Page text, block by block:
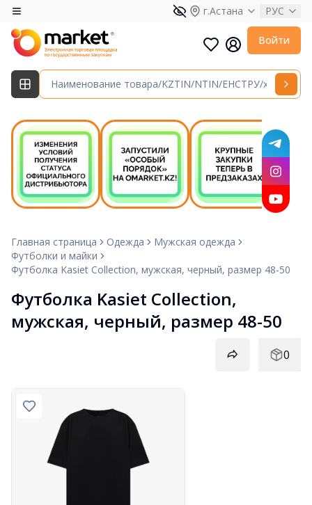
г.Астана РУС
Войти
Главная страница Одежда
Мужская одежда
Футболки и майки
Футболка Kasiet Collection, мужская, черный, размер 48-50
Футболка Kasiet Collection,
мужская, черный, размер 48-50
0